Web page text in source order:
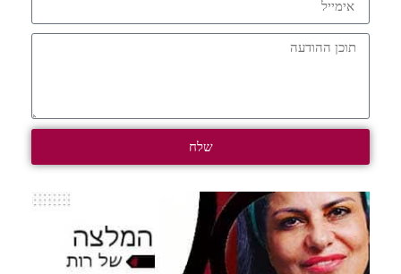
שלח